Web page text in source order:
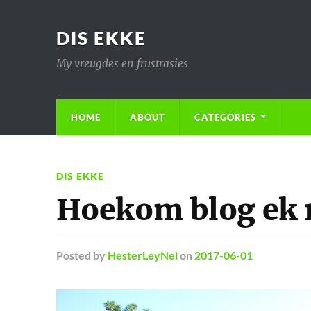
DIS EKKE
My vreugdes en frustrasies
HOME ABOUT CATEGORIES
DIS EKKE
Hoekom blog ek
Posted by HesterLeyNelon 2017-06-01